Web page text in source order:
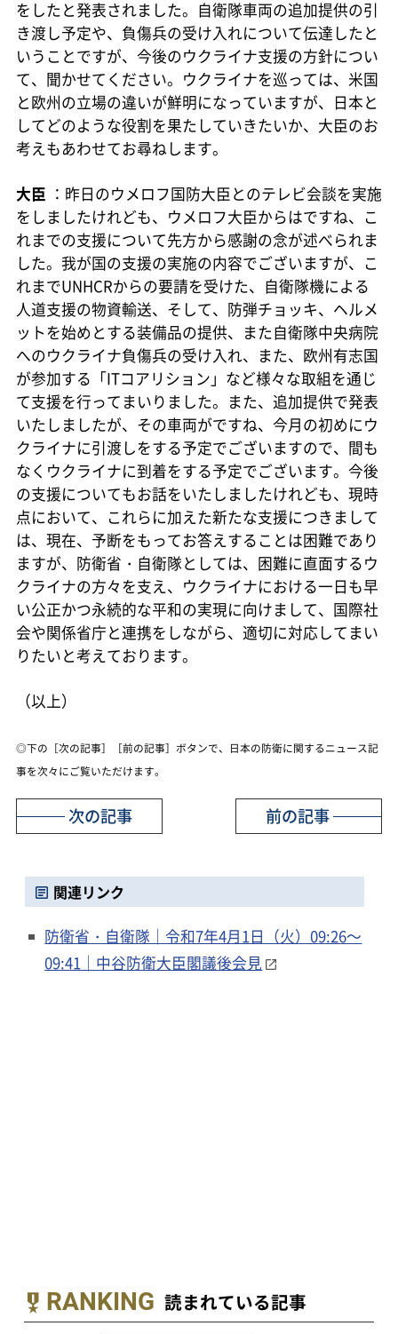
をしたと発表されました。自衛隊車両の追加提供の引
き渡し予定や、負傷兵の受け入れについて伝達したと
いうことですが、今後のウクライナ支援の方針につい
て、聞かせてください。ウクライナを巡っては、米国
と欧州の立場の違いが鮮明になっていますが、日本と
してどのような役割を果たしていきたいか、大臣のお
考えもあわせてお尋ねします。
大臣 ：昨日のウメロフ国防大臣とのテレビ会談を実施
をしましたけれども、ウメロフ大臣からはですね、こ
れまでの支援について先方から感謝の念が述べられま
した。我が国の支援の実施の内容でございますが、こ
れまでUNHCRからの要請を受けた、自衛隊機による
人道支援の物資輸送、そして、防弾チョッキ、ヘルメ
ットを始めとする装備品の提供、また自衛隊中央病院
へのウクライナ負傷兵の受け入れ、また、欧州有志国
が参加する「ITコアリション」など様々な取組を通じ
て支援を行ってまいりました。また、追加提供で発表
いたしましたが、その車両がですね、今月の初めにウ
クライナに引渡しをする予定でございますので、間も
なくウクライナに到着をする予定でございます。今後
の支援についてもお話をいたしましたけれども、現時
点において、これらに加えた新たな支援につきまして
は、現在、予断をもってお答えすることは困難であり
ますが、防衛省・自衛隊としては、困難に直面するウ
クライナの方々を支え、ウクライナにおける一日も早
い公正かつ永続的な平和の実現に向けまして、国際社
会や関係省庁と連携をしながら、適切に対応してまい
りたいと考えております。
（以上）
◎下の［次の記事］［前の記事］ボタンで、日本の防衛に関するニュース記
事を次々にご覧いただけます。
前の記事
次の記事
関連リンク
防衛省・自衛隊｜令和7年4月1日（火）09:26～
09:41｜中谷防衛大臣閣議後会見
RANKING 読まれている記事